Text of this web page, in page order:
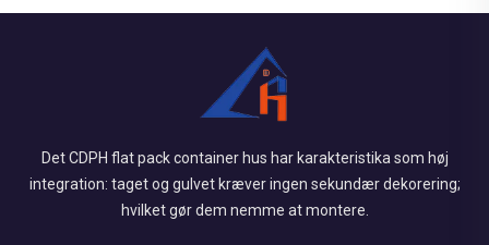
Det CDPH flat pack container hus har karakteristika som høj
integration: taget og gulvet kræver ingen sekundær dekorering;
hvilket gør dem nemme at montere.